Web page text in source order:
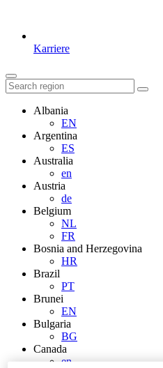
Karriere
Albania
EN
Argentina
ES
Australia
en
Austria
de
Belgium
NL
FR
Bosnia and Herzegovina
HR
Brazil
PT
Brunei
EN
Bulgaria
BG
Canada
en